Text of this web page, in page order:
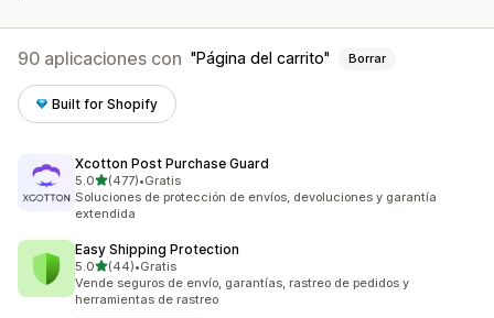
90 aplicaciones con Página del carrito Borrar
Built for Shopify
Xcotton Post Purchase Guard
5.0de 5 estrellas
(477)
477 reseñas en total
•Gratis
Soluciones de protección de envíos, devoluciones y garantía
extendida
Easy Shipping Protection
5.0de 5 estrellas
(44)
44 reseñas en total
•Gratis
Vende seguros de envío, garantías, rastreo de pedidos y
herramientas de rastreo